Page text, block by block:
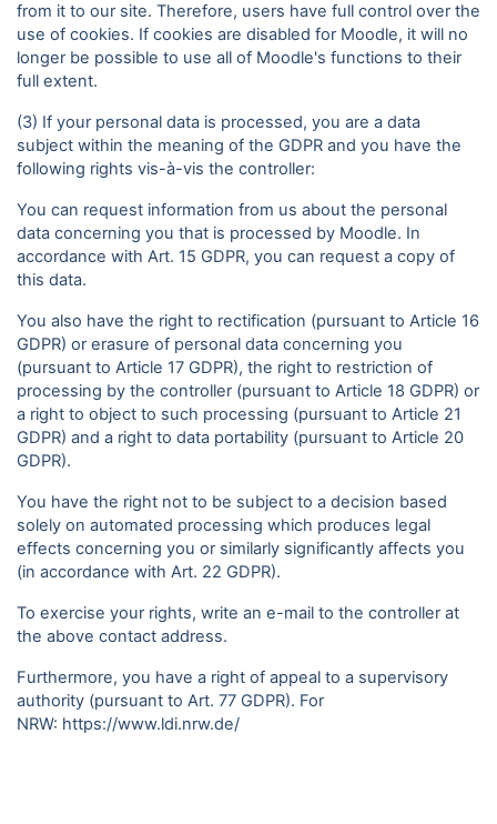
from it to our site. Therefore, users have full control over the
use of cookies. If cookies are disabled for Moodle, it will no
longer be possible to use all of Moodle's functions to their
full extent.
(3) If your personal data is processed, you are a data
subject within the meaning of the GDPR and you have the
following rights vis-à-vis the controller:
You can request information from us about the personal
data concerning you that is processed by Moodle. In
accordance with Art. 15 GDPR, you can request a copy of
this data.
You also have the right to rectification (pursuant to Article 16
GDPR) or erasure of personal data concerning you
(pursuant to Article 17 GDPR), the right to restriction of
processing by the controller (pursuant to Article 18 GDPR) or
a right to object to such processing (pursuant to Article 21
GDPR) and a right to data portability (pursuant to Article 20
GDPR).
You have the right not to be subject to a decision based
solely on automated processing which produces legal
effects concerning you or similarly significantly affects you
(in accordance with Art. 22 GDPR).
To exercise your rights, write an e-mail to the controller at
the above contact address.
Furthermore, you have a right of appeal to a supervisory
authority (pursuant to Art. 77 GDPR). For
NRW: https://www.ldi.nrw.de/